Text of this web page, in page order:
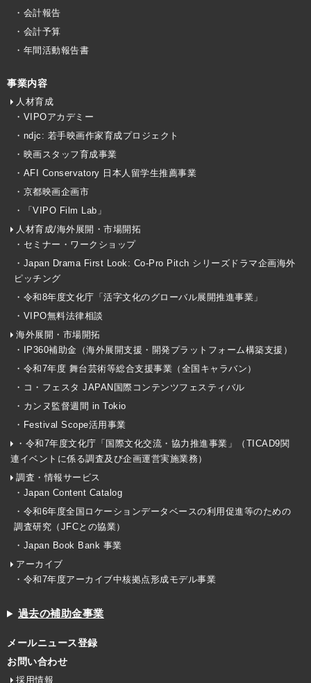
・会計報告
・会計予算
・年間活動報告書
事業内容
人材育成
・VIPOアカデミー
・ndjc: 若手映画作家育成プロジェクト
・映画スタッフ育成事業
・AFI Conservatory 日本人留学生推薦事業
・京都映画企画市
・「VIPO Film Lab」
人材育成/海外展開・市場開拓
・セミナー・ワークショップ
・Japan Drama First Look: Co-Pro Pitch シリーズドラマ企画海外
ピッチング
・令和8年度文化庁「活字文化のグローバル展開推進事業」
・VIPO無料法律相談
海外展開・市場開拓
・IP360補助金（海外展開支援・開発プラットフォーム構築支援）
・令和7年度 舞台芸術等総合支援事業（全国キャラバン）
・コ・フェスタ JAPAN国際コンテンツフェスティバル
・カンヌ監督週間 in Tokio
・Festival Scope活用事業
・令和7年度文化庁「国際文化交流・協力推進事業」（TICAD9関
連イベントに係る調査及び企画運営実施業務）
調査・情報サービス
・Japan Content Catalog
・令和6年度全国ロケーションデータベースの利用促進等のための
調査研究（JFCとの協業）
・Japan Book Bank 事業
アーカイブ
・令和7年度アーカイブ中核拠点形成モデル事業
過去の補助金事業
メールニュース登録
お問い合わせ
採用情報